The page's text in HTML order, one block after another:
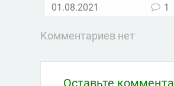
01.08.2021 1
Комментариев нет
Оставьте